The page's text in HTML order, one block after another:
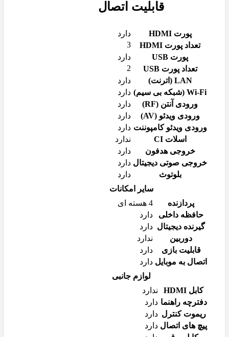
قابلیت اتصال
پورت HDMI
دارد
تعداد پورت HDMI
3
پورت USB
دارد
تعداد پورت USB
2
LAN (اترنت)
دارد
Wi-Fi (شبکه بی سیم)
دارد
ورودی آنتن (RF)
دارد
ورودی ویدئو (AV)
دارد
ورودی ویدئو کامپوننت دارد
اسلات CI
ندارد
خروجی هدفون
دارد
خروجی صوتی دیجیتال دارد
بلوتوث
دارد
سایر امکانات
پردازنده
4 هسته ای
حافظه داخلی
دارد
گیرنده دیجیتال دارد
دوربین
ندارد
قابلیت بازی
دارد
اتصال به موبایل دارد
لوازم جانبی
کابل HDMI
ندارد
دفترچه راهنما دارد
ریموت کنترل دارد
پیچ های اتصال دارد